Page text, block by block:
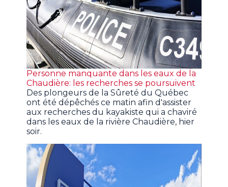
Personne manquante dans les eaux de la
Chaudière: les recherches se poursuivent
Des plongeurs de la Sûreté du Québec
ont été dépêchés ce matin afin d'assister
aux recherches du kayakiste qui a chaviré
dans les eaux de la rivière Chaudière, hier
soir.